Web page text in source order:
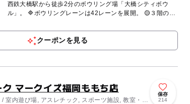
西鉄大橋駅から徒歩2分のボウリング場「大橋シティボウ
ル」。 🔷ボウリングレーンは42レーンを展開。 🟡３階のア
す...
クーポンを見る
マークイズ福岡ももち店
室内遊び場, アスレチック, スポーツ施設, 教室・習
保存
214